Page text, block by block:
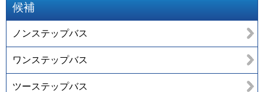
候補
ノンステップバス
ワンステップバス
ツーステップバス